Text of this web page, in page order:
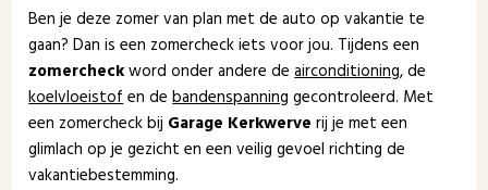
Ben je deze zomer van plan met de auto op vakantie te
gaan? Dan is een zomercheck iets voor jou. Tijdens een
zomercheckword onder andere deairconditioning, de
koelvloeistofen debandenspanning gecontroleerd. Met
een zomercheck bij Garage Kerkwerve rij je met een
glimlach op je gezicht en een veilig gevoel richting de
vakantiebestemming.